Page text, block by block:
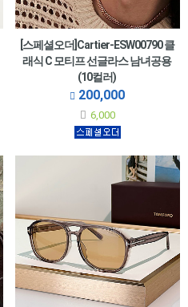
[스페셜오더]Cartier-ESW00790 클
래식 C 모티프 선글라스 남녀공용
(10컬러)
200,000
6,000